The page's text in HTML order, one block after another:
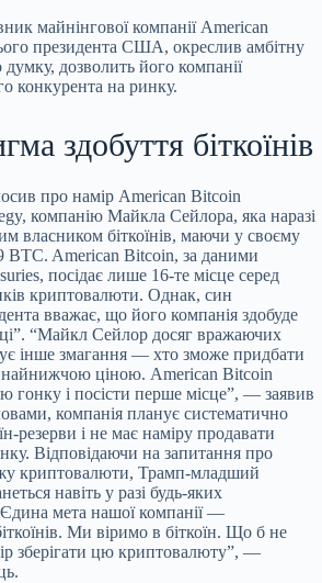
майнінгової компанії American
президента США, окреслив амбітну
думку, дозволить його компанії
конкурента на ринку.
здобуття біткоїнів
про намір American Bitcoin
компанію Майкла Сейлора, яка наразі
власником біткоїнів, маючи у своєму
BTC. American Bitcoin, за даними
посідає лише 16-те місце серед
криптовалюти. Однак, син
вважає, що його компанія здобуде
“Майкл Сейлор досяг вражаючих
інше змагання — хто зможе придбати
найнижчою ціною. American Bitcoin
гонку і посісти перше місце”, — заявив
компанія планує систематично
резерви і не має наміру продавати
Відповідаючи на запитання про
криптовалюти, Трамп-младший
навіть у разі будь-яких
мета нашої компанії —
Ми віримо в біткоїн. Що б не
зберігати цю криптовалюту”, —